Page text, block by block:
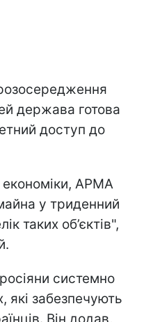
держава готова
доступ до
економіки, АРМА
у триденний
таких об’єктів",
системно
які забезпечують
Він додав,